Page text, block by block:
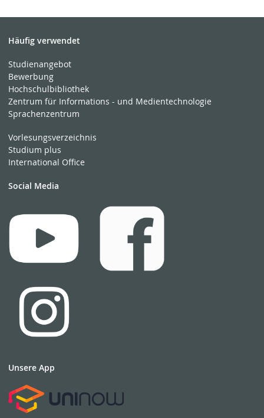
Häufig verwendet
Studienangebot
Bewerbung
Hochschulbibliothek
Zentrum für Informations - und Medientechnologie
Sprachenzentrum
Vorlesungsverzeichnis
Studium plus
International Office
Social Media
Unsere App